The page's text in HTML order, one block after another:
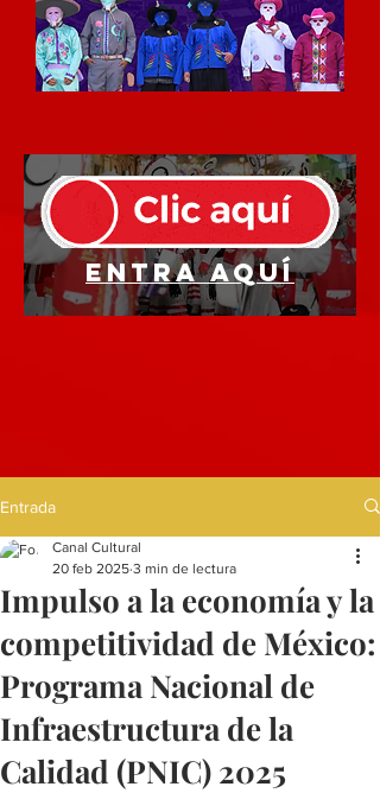
Entra aquí
Entrada
Impulso a la economía y la
competitividad de México:
Programa Nacional de
Infraestructura de la
Calidad (PNIC) 2025
Canal Cultural
20 feb 2025 3 min de lectura